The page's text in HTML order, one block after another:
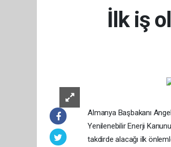
İlk iş
Almanya Başbakanı
Yenilenebilir Enerji
takdirde alacağı ilk